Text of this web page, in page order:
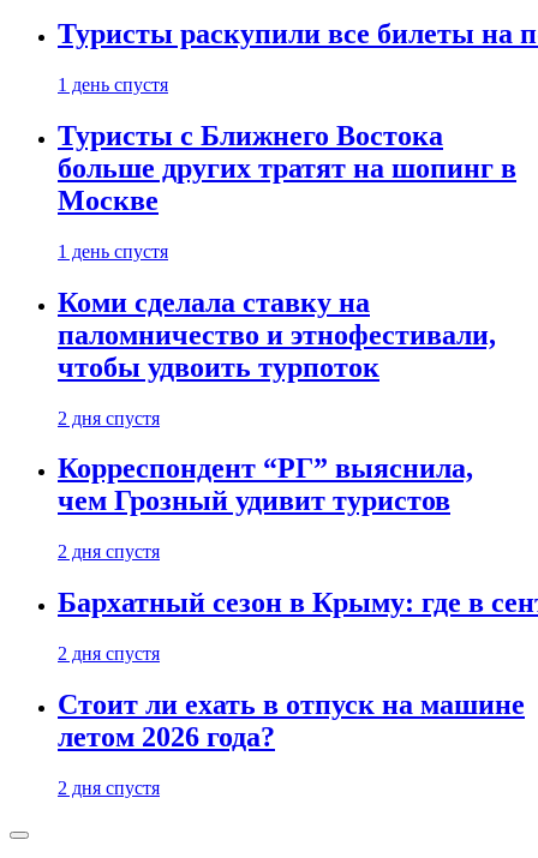
Туристы раскупили все билеты на
1 день спустя
Туристы с Ближнего Востока
больше других тратят на шопинг в
Москве
1 день спустя
Коми сделала ставку на
паломничество и этнофестивали,
чтобы удвоить турпоток
2 дня спустя
Корреспондент “РГ” выяснила,
чем Грозный удивит туристов
2 дня спустя
Бархатный сезон в Крыму: где в
2 дня спустя
Стоит ли ехать в отпуск на машине
летом 2026 года?
2 дня спустя